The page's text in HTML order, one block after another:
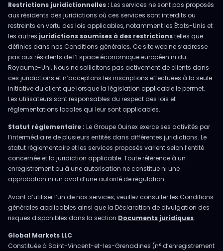
Restrictions juridictionnelles : Les services ne sont pas proposés
aux résidents des juridictions où ces services sont interdits ou
restreints en vertu des lois applicables, notamment les États-Unis et
les autres juridictions soumises à des restrictionstelles que
définies dans nos Conditions générales. Ce site web ne s’adresse
pas aux résidents de l’Espace économique européen ni du
Royaume-Uni. Nous ne sollicitons pas activement de clients dans
ces juridictions et n’acceptons les inscriptions effectuées à la seule
initiative du client que lorsque la législation applicable le permet.
Les utilisateurs sont responsables du respect des lois et
réglementations locales qui leur sont applicables.
Statut réglementaire : Le Groupe Ouinex exerce ses activités par
l’intermédiaire de plusieurs entités dans différentes juridictions. Le
statut réglementaire et les services proposés varient selon l’entité
concernée et la juridiction applicable. Toute référence à un
enregistrement ou à une autorisation ne constitue ni une
approbation ni un aval d’une autorité de régulation.
Avant d’utiliser l’un de nos services, veuillez consulter les Conditions
générales applicables ainsi que la Déclaration de divulgation des
risques disponibles dans la section Documents juridiques.
Global Markets LLC
Constituée à Saint-Vincent-et-les-Grenadines (n° d’enregistrement